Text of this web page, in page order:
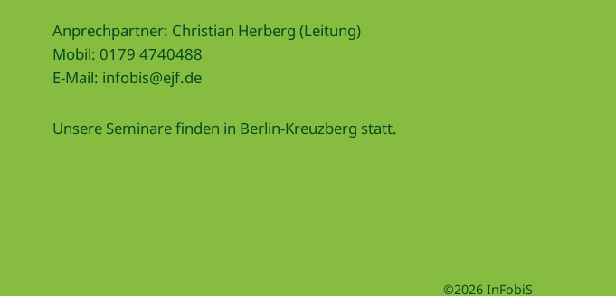
Anprechpartner: Christian Herberg (Leitung)
Mobil: 0179 4740488
E-Mail: infobis@ejf.de
Unsere Seminare finden in Berlin-Kreuzberg statt.
©2026 InFobiS